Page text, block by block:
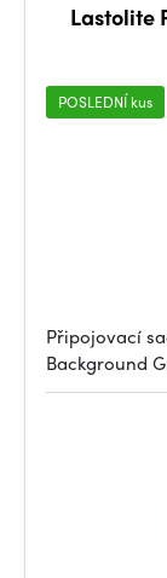
Lastolite
POSLEDNÍ kus
Připojovací
Background